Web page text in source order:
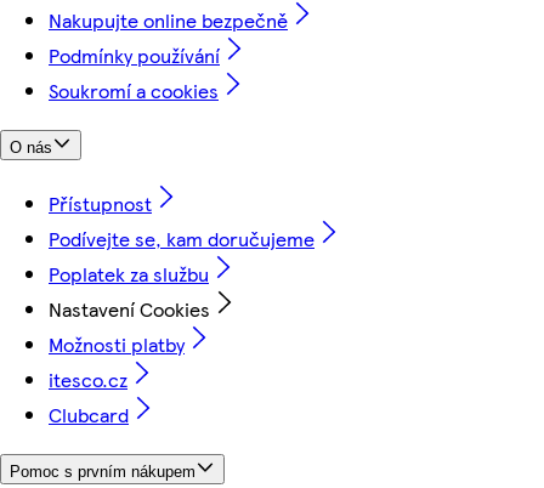
Nakupujte online bezpečně
Podmínky používání
Soukromí a cookies
O nás
Přístupnost
Podívejte se, kam doručujeme
Poplatek za službu
Nastavení Cookies
Možnosti platby
itesco.cz
Clubcard
Pomoc s prvním nákupem